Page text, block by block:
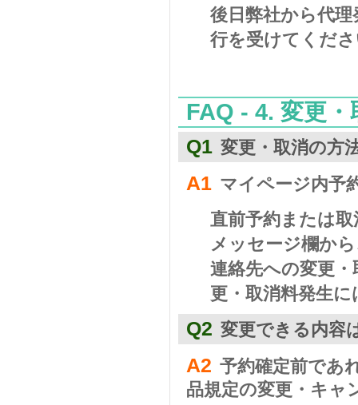
後日弊社から代
行を受けてくだ
FAQ - 4. 変更
Q1 変更・取消の方
A1 マイページ内予
直前予約または
メッセージ欄か
連絡先への変更
更・取消料発生
Q2 変更できる内容
A2 予約確定前であ
品規定の変更・キャ